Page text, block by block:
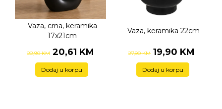
Vaza, crna, keramika
17x21cm
22,90 KM 20,61 KM
Dodaj u korpu
Vaza, keramika 22cm
27,90 KM 19,90 KM
Dodaj u korpu